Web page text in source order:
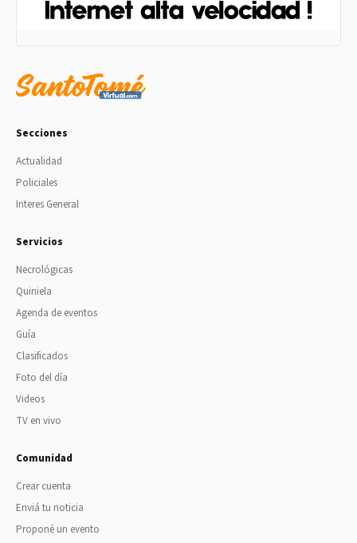
Secciones
Actualidad
Policiales
Interes General
Servicios
Necrológicas
Quiniela
Agenda de eventos
Guía
Clasificados
Foto del día
Videos
TV en vivo
Comunidad
Crear cuenta
Enviá tu noticia
Proponé un evento